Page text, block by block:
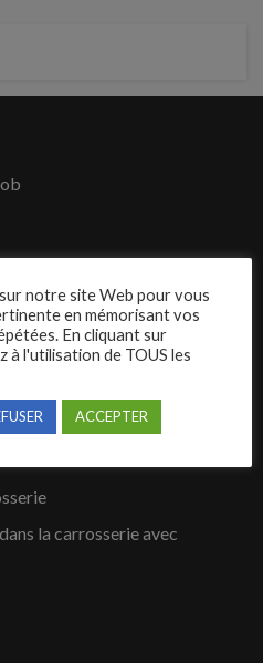
la carrosserie avec
notre site Web pour vous
en mémorisant vos
En cliquant sur
à l'utilisation de TOUS les
ACCEPTER